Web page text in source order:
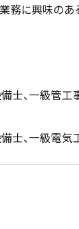
務に興味のあ
士、一級管
士、一級電